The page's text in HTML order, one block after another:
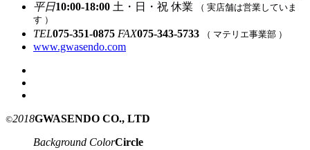
平日10:00-18:00 土・日・祝 休業 （ 実店舗は営業していま
す ）
TEL075-351-0875 FAX075-343-5733 （ マテリエ事業部 ）
www.gwasendo.com
©2018GWASENDO CO., LTD
Background ColorCircle